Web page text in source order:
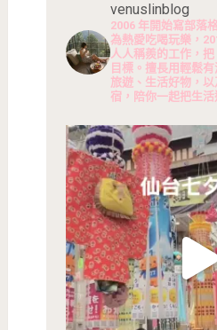
venuslinblog
2006 年開始寫部落
為熱愛吃喝玩樂，
人人稱羨的工作，
目標。擅長用輕鬆
旅遊、生活好物，
宿，陪你一起把生